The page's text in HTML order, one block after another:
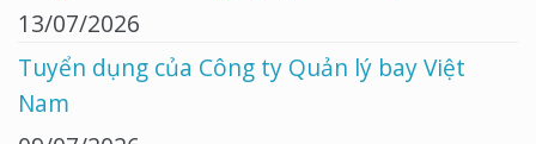
13/07/2026
Tuyển dụng của Công ty Quản lý bay Việt
Nam